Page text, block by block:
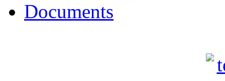
Documents